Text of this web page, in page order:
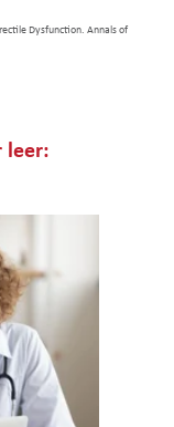
Dysfunction. Annals of
leer: